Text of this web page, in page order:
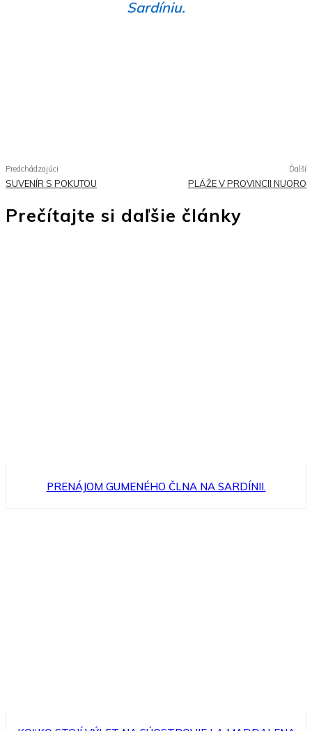
Sardíniu.
Predchádzajúci
SUVENÍR S POKUTOU
Ďalší
PLÁŽE V PROVINCII NUORO
Prečítajte si daľšie články
PRENÁJOM GUMENÉHO ČLNA NA SARDÍNII.